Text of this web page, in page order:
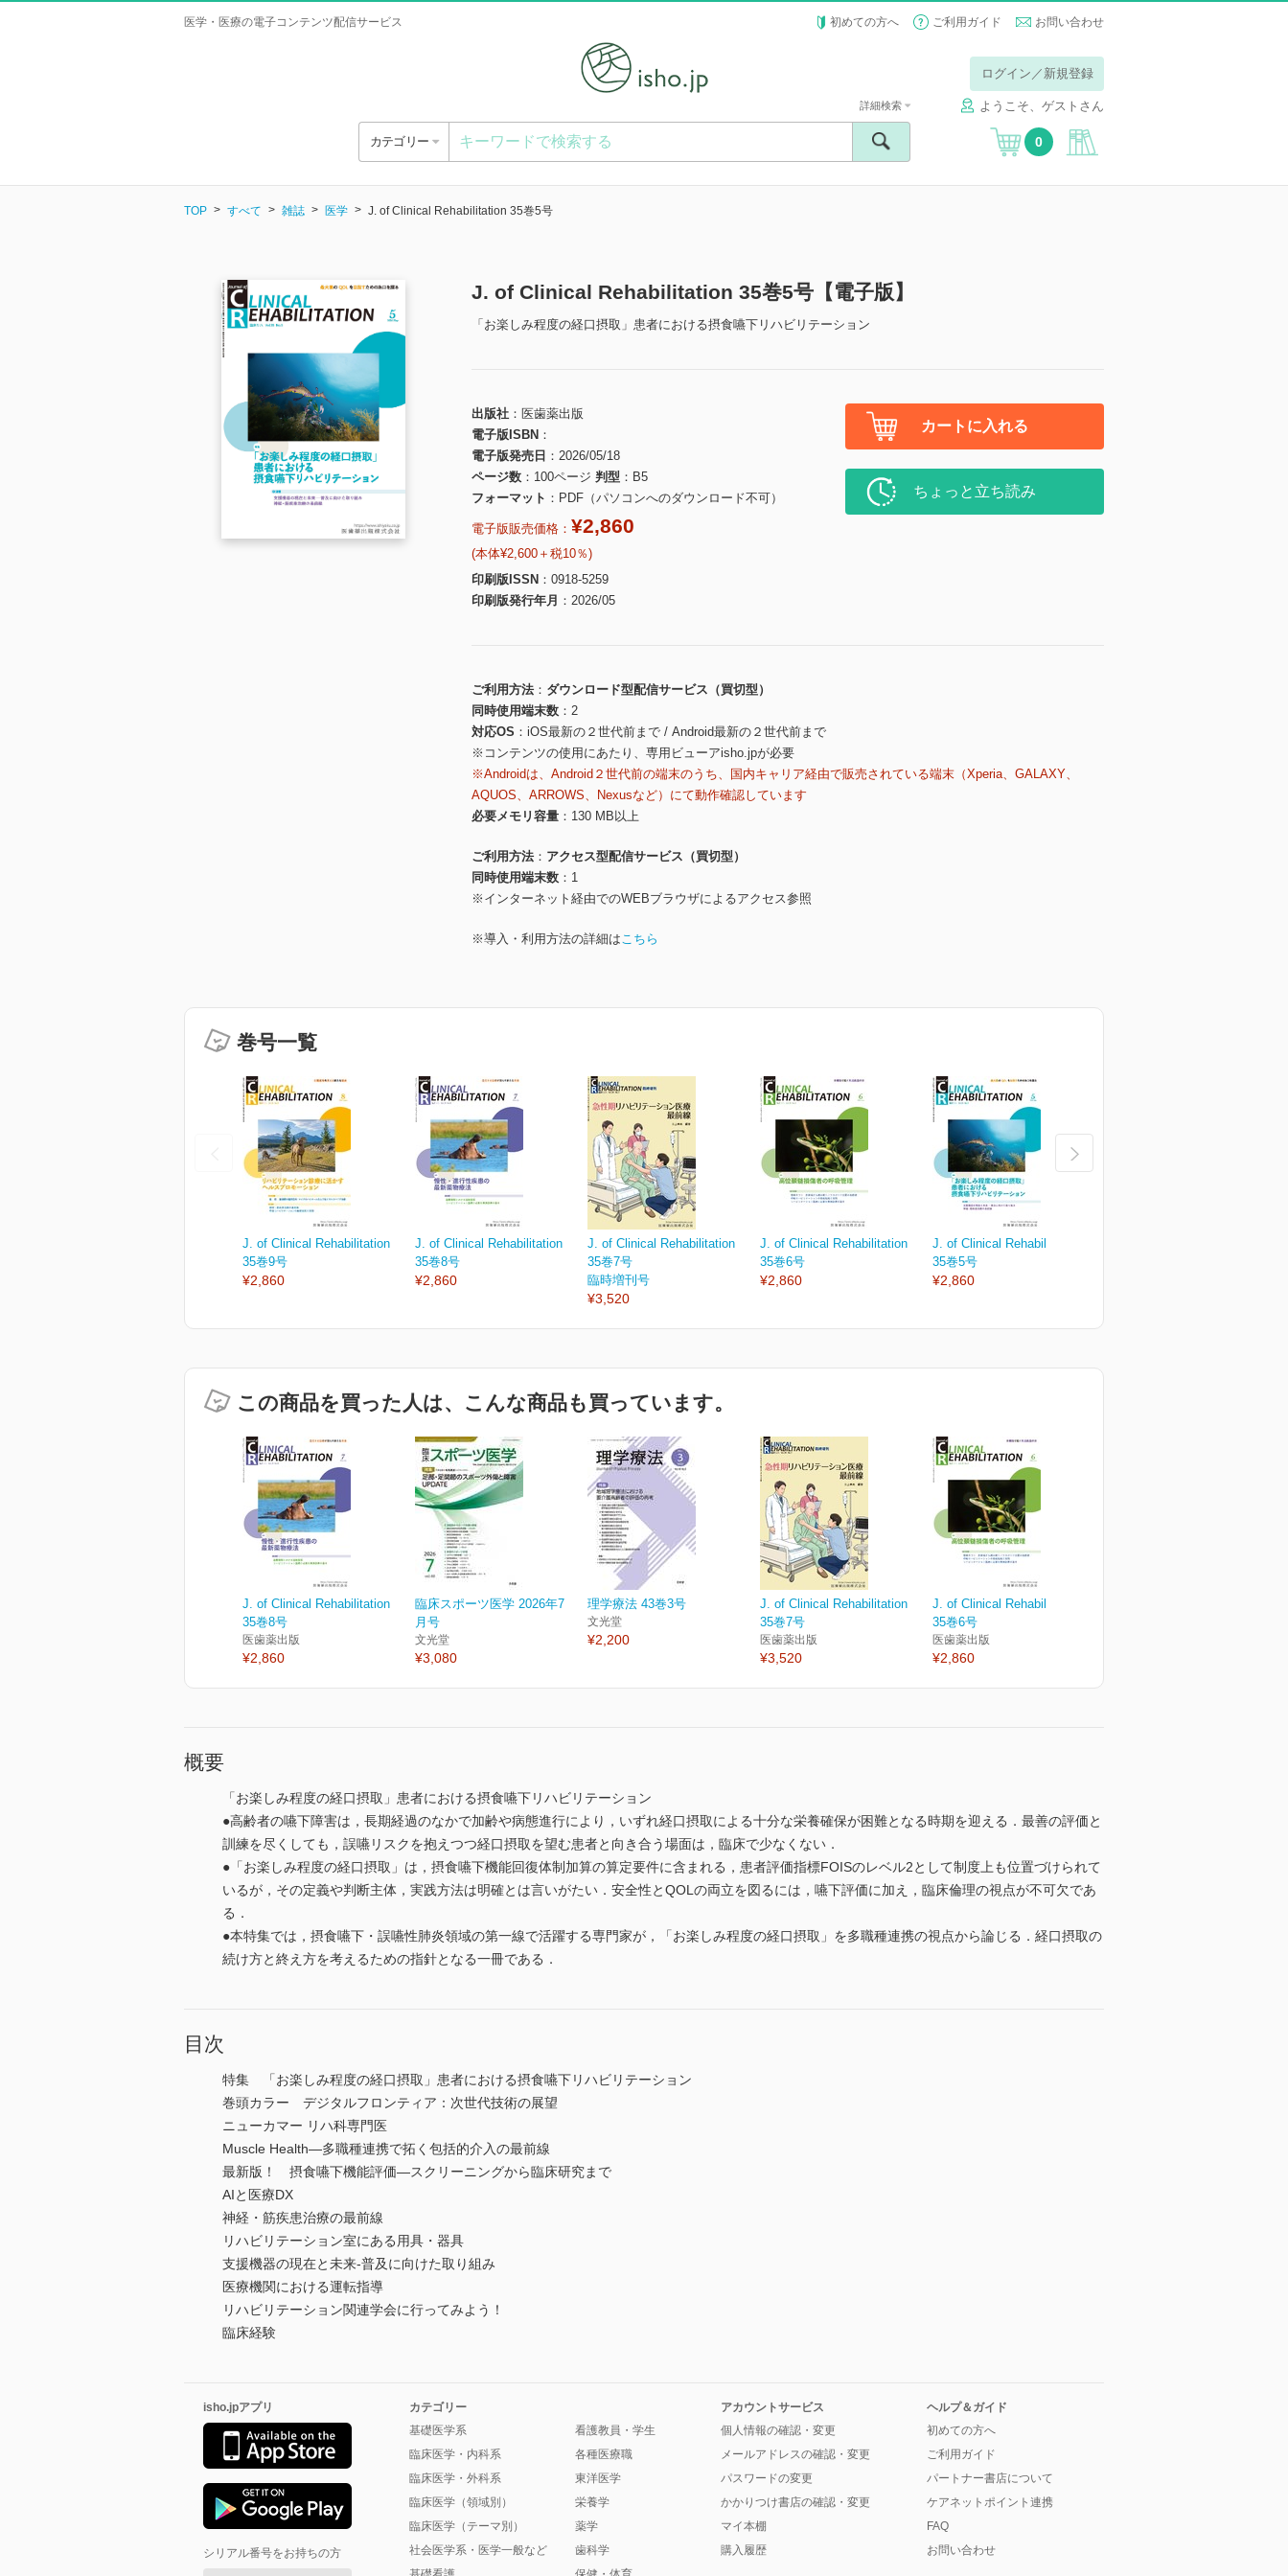
医学・医療の電子コンテンツ配信サービス 初めての方へ ご利用ガイド お問い合わせ
ログイン／新規登録
ようこそ、ゲストさん
カテゴリー
詳細検索
0
TOP すべて 雑誌 医学 J. of Clinical Rehabilitation 35巻5号
J. of Clinical Rehabilitation 35巻5号【電子版】
「お楽しみ程度の経口摂取」患者における摂食嚥下リハビリテーション
出版社
医歯薬出版
電子版ISBN
電子版発売日
2026/05/18
ページ数
100ページ 判型
B5
フォーマット
PDF（パソコンへのダウンロード不可）
電子版販売価格： ¥2,860
(本体¥2,600＋税10％)
印刷版ISSN
0918-5259
印刷版発行年月
2026/05
カートに入れる
ちょっと立ち読み
ご利用方法
ダウンロード型配信サービス（買切型）
同時使用端末数
2
対応OS
iOS最新の２世代前まで / Android最新の２世代前まで
※コンテンツの使用にあたり、専用ビューアisho.jpが必要
※Androidは、Android２世代前の端末のうち、国内キャリア経由で販売されている端末（Xperia、GALAXY、
AQUOS、ARROWS、Nexusなど）にて動作確認しています
必要メモリ容量
130 MB以上
ご利用方法
アクセス型配信サービス（買切型）
同時使用端末数
1
※インターネット経由でのWEBブラウザによるアクセス参照
※導入・利用方法の詳細はこちら
巻号一覧
J. of Clinical Rehabilitation
35巻9号
¥2,860
J. of Clinical Rehabilitation
35巻8号
¥2,860
J. of Clinical Rehabilitation
35巻7号
臨時増刊号
¥3,520
J. of Clinical Rehabilitation
35巻6号
¥2,860
J. of Clinical Rehabilitation
35巻5号
¥2,860
この商品を買った人は、こんな商品も買っています。
J. of Clinical Rehabilitation
35巻8号
医歯薬出版
¥2,860
臨床スポーツ医学 2026年7
月号
文光堂
¥3,080
理学療法 43巻3号
文光堂
¥2,200
J. of Clinical Rehabilitation
35巻7号
医歯薬出版
¥3,520
J. of Clinical Rehabilitation
35巻6号
医歯薬出版
¥2,860
概要
「お楽しみ程度の経口摂取」患者における摂食嚥下リハビリテーション
●高齢者の嚥下障害は，長期経過のなかで加齢や病態進行により，いずれ経口摂取による十分な栄養確保が困難となる時期を迎える．最善の評価と
訓練を尽くしても，誤嚥リスクを抱えつつ経口摂取を望む患者と向き合う場面は，臨床で少なくない．
●「お楽しみ程度の経口摂取」は，摂食嚥下機能回復体制加算の算定要件に含まれる，患者評価指標FOISのレベル2として制度上も位置づけられて
いるが，その定義や判断主体，実践方法は明確とは言いがたい．安全性とQOLの両立を図るには，嚥下評価に加え，臨床倫理の視点が不可欠であ
る．
●本特集では，摂食嚥下・誤嚥性肺炎領域の第一線で活躍する専門家が，「お楽しみ程度の経口摂取」を多職種連携の視点から論じる．経口摂取の
続け方と終え方を考えるための指針となる一冊である．
目次
特集 「お楽しみ程度の経口摂取」患者における摂食嚥下リハビリテーション
巻頭カラー デジタルフロンティア：次世代技術の展望
ニューカマー リハ科専門医
Muscle Health―多職種連携で拓く包括的介入の最前線
最新版！ 摂食嚥下機能評価―スクリーニングから臨床研究まで
AIと医療DX
神経・筋疾患治療の最前線
リハビリテーション室にある用具・器具
支援機器の現在と未来-普及に向けた取り組み
医療機関における運転指導
リハビリテーション関連学会に行ってみよう！
臨床経験
isho.jpアプリ
シリアル番号をお持ちの方
カテゴリー
基礎医学系
臨床医学・内科系
臨床医学・外科系
臨床医学（領域別）
臨床医学（テーマ別）
社会医学系・医学一般など
看護教員・学生
各種医療職
東洋医学
栄養学
薬学
歯科学
アカウントサービス
個人情報の確認・変更
メールアドレスの確認・変更
パスワードの変更
かかりつけ書店の確認・変更
マイ本棚
購入履歴
ヘルプ＆ガイド
初めての方へ
ご利用ガイド
パートナー書店について
ケアネットポイント連携
FAQ
お問い合わせ